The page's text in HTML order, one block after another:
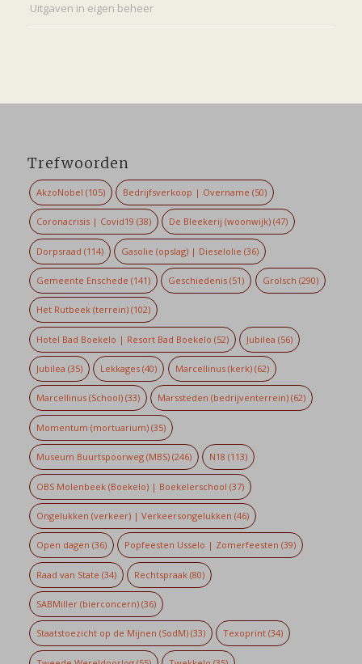
Uitgaven in eigen beheer
Trefwoorden
AkzoNobel (105) Bedrijfsverkoop | Overname (50)
Coronacrisis | Covid19 (38) De Bleekerij (woonwijk) (47)
Dorpsraad (114) Gasolie (opslag) | Dieselolie (36)
Gemeente Enschede (141) Geschiedenis (51) Grolsch (290)
Het Rutbeek (terrein)(102)
Hotel Bad Boekelo | Resort Bad Boekelo (52) Jubilea (56)
Jubilea (35) Lekkages (40) Marcellinus (kerk)(62)
Marcellinus (School)(33) Marssteden (bedrijventerrein) (62)
Momentum (mortuarium)(35)
Museum Buurtspoorweg (MBS)(246) N18 (113)
OBS Molenbeek (Boekelo) | Boekelerschool (37)
Ongelukken (verkeer) | Verkeersongelukken (46)
Open dagen (36) Popfeesten Usselo | Zomerfeesten (39)
Raad van State (34) Rechtspraak (80)
SABMiller (bierconcern)(36)
Staatstoezicht op de Mijnen (SodM)(33) Texoprint (34)